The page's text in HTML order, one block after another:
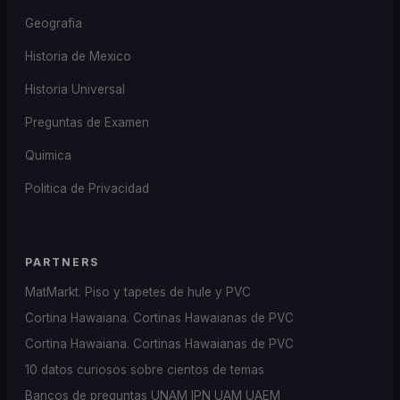
Geografia
Historia de Mexico
Historia Universal
Preguntas de Examen
Quimica
Politica de Privacidad
PARTNERS
MatMarkt. Piso y tapetes de hule y PVC
Cortina Hawaiana. Cortinas Hawaianas de PVC
Cortina Hawaiana. Cortinas Hawaianas de PVC
10 datos curiosos sobre cientos de temas
Bancos de preguntas UNAM IPN UAM UAEM